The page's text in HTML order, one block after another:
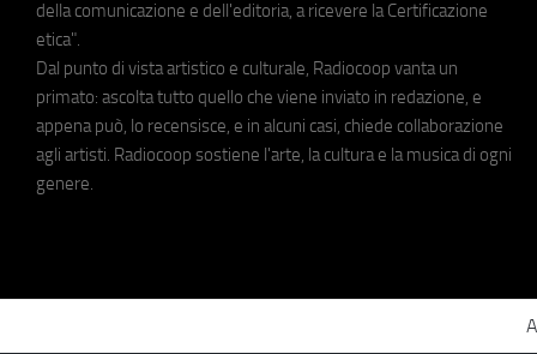
della comunicazione e dell'editoria, a ricevere la Certificazione
etica".
Dal punto di vista artistico e culturale, Radiocoop vanta un
primato: ascolta tutto quello che viene inviato in redazione, e
appena può, lo recensisce, e in alcuni casi, chiede collaborazione
agli artisti. Radiocoop sostiene l'arte, la cultura e la musica di ogni
genere.